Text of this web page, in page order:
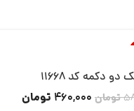
دکمه کد 11668
تومان 460,000 تومان